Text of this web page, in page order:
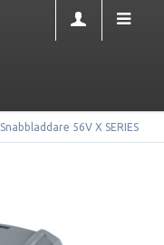
Snabbladdare 56V X SERIES